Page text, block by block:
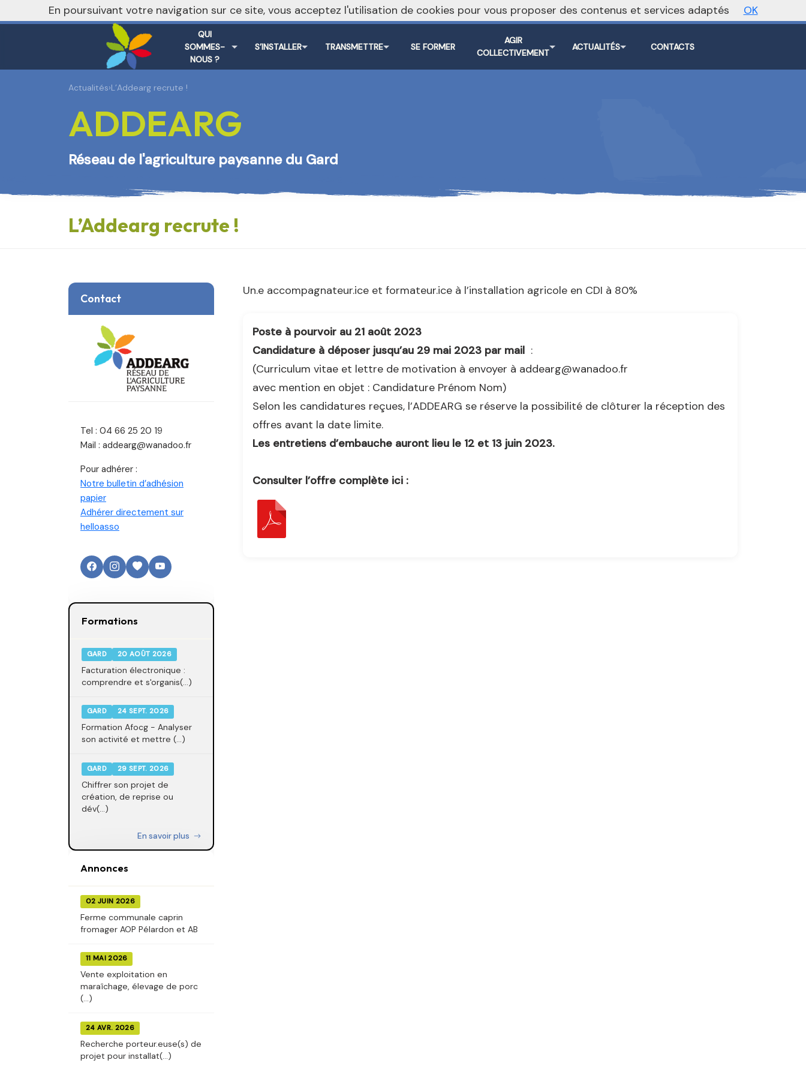
Vers le site national
QUI
SOMMES-
NOUS ?
S’INSTALLER TRANSMETTRE SE FORMER
AGIR
COLLECTIVEMENT
ACTUALITÉS CONTACTS
Actualités›L’Addearg recrute !
ADDEARG
Réseau de l'agriculture paysanne du Gard
L’Addearg recrute !
Contact
Tel : 04 66 25 20 19
Mail : addearg@wanadoo.fr
Pour adhérer :
Notre bulletin d’adhésion
papier
Adhérer directement sur
helloasso
Formations
GARD 20 AOÛT 2026
Facturation électronique :
comprendre et s'organis(...)
GARD 24 SEPT. 2026
Formation Afocg - Analyser
son activité et mettre (...)
GARD 29 SEPT. 2026
Chiffrer son projet de
création, de reprise ou
dév(...)
En savoir plus
Annonces
02 JUIN 2026
Ferme communale caprin
fromager AOP Pélardon et AB
11 MAI 2026
Vente exploitation en
maraîchage, élevage de porc
(...)
24 AVR. 2026
Recherche porteur.euse(s) de
projet pour installat(...)
Un.e accompagnateur.ice et formateur.ice à l’installation agricole en CDI à 80%
Poste à pourvoir au 21 août 2023
Candidature à déposer jusqu’au 29 mai 2023 par mail :
(Curriculum vitae et lettre de motivation à envoyer à addearg@wanadoo.fr
avec mention en objet : Candidature Prénom Nom)
Selon les candidatures reçues, l’ADDEARG se réserve la possibilité de clôturer la réception des
offres avant la date limite.
Les entretiens d’embauche auront lieu le 12 et 13 juin 2023.
Consulter l’offre complète ici :
En poursuivant votre navigation sur ce site, vous acceptez l'utilisation de cookies pour vous proposer des contenus et services adaptés OK